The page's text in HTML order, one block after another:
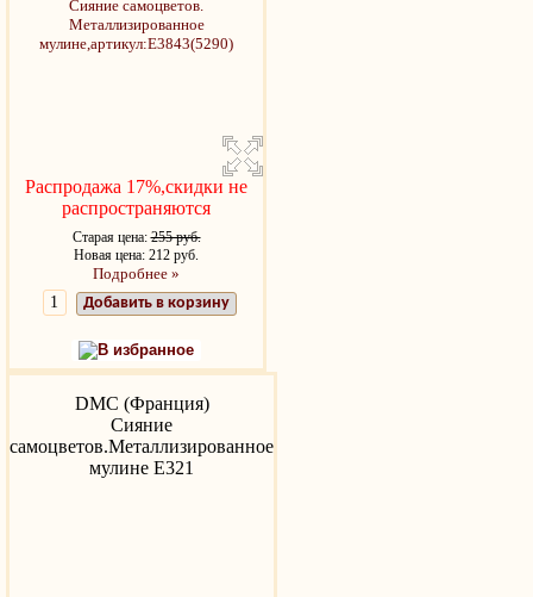
Распродажа 17%,скидки не
распространяются
Старая цена:255 руб.
Новая цена: 212 руб.
Подробнее »
Добавить в корзину
В избранное
DMC (Франция)
Сияние
самоцветов.Металлизированное
мулине Е321